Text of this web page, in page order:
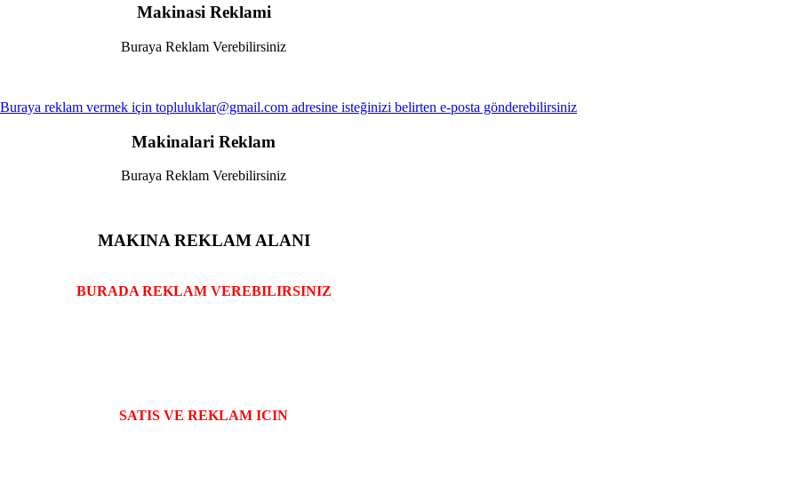
Makinasi Reklami
Buraya Reklam Verebilirsiniz
Makinalari Reklam
Buraya Reklam Verebilirsiniz
MAKINA REKLAM ALANI
BURADA REKLAM VEREBILIRSINIZ
SATIS VE REKLAM ICIN